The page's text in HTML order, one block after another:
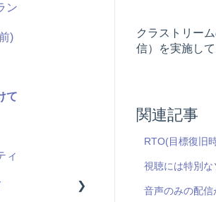
クラストリー
信）を実施して
関連記事
RTO(目標復旧
視聴には特別な
音声のみの配信
ン
)
て
ィ